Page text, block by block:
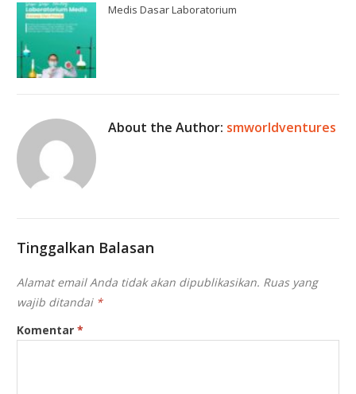
Medis Dasar Laboratorium
About the Author: smworldventures
Tinggalkan Balasan
Alamat email Anda tidak akan dipublikasikan. Ruas yang
wajib ditandai *
Komentar*